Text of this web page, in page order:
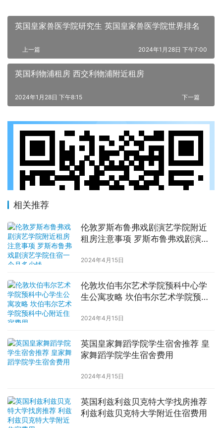
英国皇家兽医学院研究生 英国皇家兽医学院世界排名
上一篇 2024年1月28日 下午7:00
英国利物浦租房 西交利物浦附近租房
下一篇
2024年1月28日 下午8:15
相关推荐
伦敦罗斯布鲁弗戏剧演艺学院附近
租房注意事项 罗斯布鲁弗戏剧演艺
2024年4月15日
伦敦坎伯韦尔艺术学院预科中心学
生公寓攻略 坎伯韦尔艺术学院预科
2024年4月15日
英国皇家舞蹈学院学生宿舍推荐 皇
家舞蹈学院学生宿舍费用
2024年4月15日
英国利兹利兹贝克特大学找房推荐
利兹利兹贝克特大学附近住宿费用